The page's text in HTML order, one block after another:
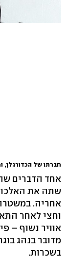
חברתו של הכדורגלן,
אחד הדברים
שתה את
אחריה.
אוויר נשוף –
מדובר בנהג
בשכרות.